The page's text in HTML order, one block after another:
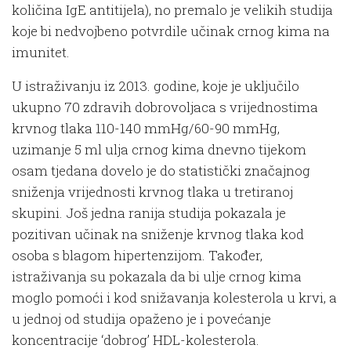
količina IgE antitijela), no premalo je velikih studija
koje bi nedvojbeno potvrdile učinak crnog kima na
imunitet.
U istraživanju iz 2013. godine, koje je uključilo
ukupno 70 zdravih dobrovoljaca s vrijednostima
krvnog tlaka 110-140 mmHg/60-90 mmHg,
uzimanje 5 ml ulja crnog kima dnevno tijekom
osam tjedana dovelo je do statistički značajnog
sniženja vrijednosti krvnog tlaka u tretiranoj
skupini. Još jedna ranija studija pokazala je
pozitivan učinak na sniženje krvnog tlaka kod
osoba s blagom hipertenzijom. Također,
istraživanja su pokazala da bi ulje crnog kima
moglo pomoći i kod snižavanja kolesterola u krvi, a
u jednoj od studija opaženo je i povećanje
koncentracije ‘dobrog’ HDL-kolesterola.